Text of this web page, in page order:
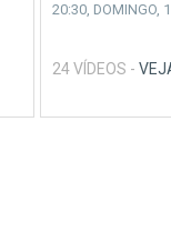
20:30, DOMINGO,
24 VÍDEOS -